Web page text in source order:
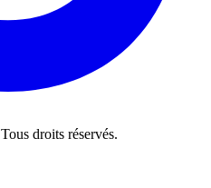
Tous droits réservés.